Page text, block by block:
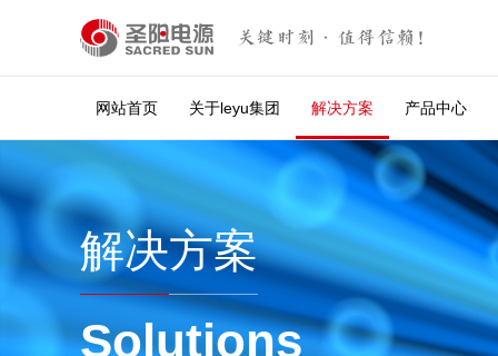
关键时刻·值得信赖！
网站首页 关于leyu集团 解决方案 产品中心
解决方案
Solutions